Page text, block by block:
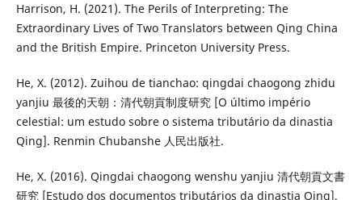
Harrison, H. (2021). The Perils of Interpreting: The
Extraordinary Lives of Two Translators between Qing China
and the British Empire. Princeton University Press.
He, X. (2012). Zuihou de tianchao: qingdai chaogong zhidu
yanjiu 最後的天朝：清代朝貢制度研究 [O último império
celestial: um estudo sobre o sistema tributário da dinastia
Qing]. Renmin Chubanshe 人民出版社.
He, X. (2016). Qingdai chaogong wenshu yanjiu 清代朝貢文書
研究 [Estudo dos documentos tributários da dinastia Qing].